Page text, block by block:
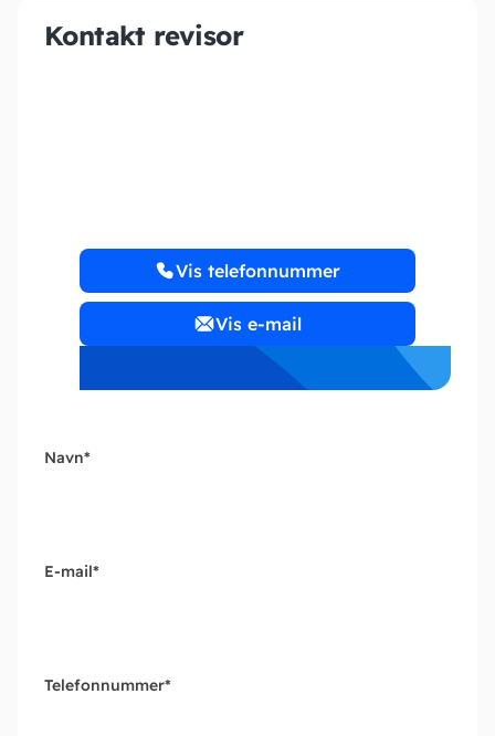
Kontakt revisor
Vis telefonnummer
Vis e-mail
Navn*
E-mail*
Telefonnummer*